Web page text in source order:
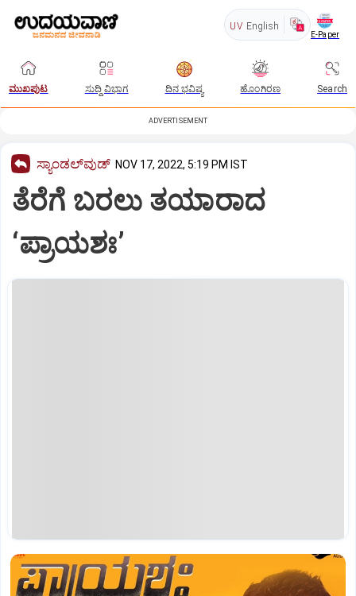
UV English
E-Paper
ಮುಖಪುಟ ಸುದ್ದಿ ವಿಭಾಗ ದಿನ ಭವಿಷ್ಯ ಹೊಂಗಿರಣ Search
ADVERTISEMENT
ಸ್ಯಾಂಡಲ್‌ವುಡ್‌ NOV 17, 2022, 5:19 PM IST
ತೆರೆಗೆ ಬರಲು ತಯಾರಾದ
‘ಪ್ರಾಯಶಃ’